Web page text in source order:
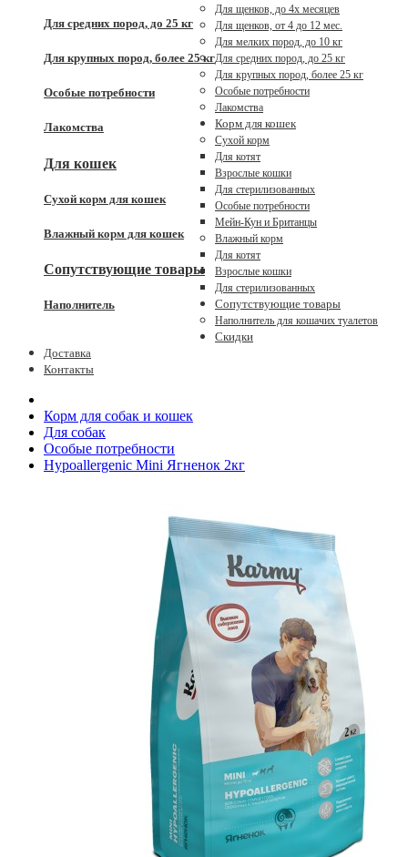
Для средних пород, до 25 кг
Для крупных пород, более 25 кг
Особые потребности
Лакомства
Для кошек
Сухой корм для кошек
Влажный корм для кошек
Сопутствующие товары
Наполнитель
Для щенков, до 4x месяцев
Для щенков, от 4 до 12 мес.
Для мелких пород, до 10 кг
Для средних пород, до 25 кг
Для крупных пород, более 25 кг
Особые потребности
Лакомства
Корм для кошек
Сухой корм
Для котят
Взрослые кошки
Для стерилизованных
Особые потребности
Мейн-Кун и Британцы
Влажный корм
Для котят
Взрослые кошки
Для стерилизованных
Сопутствующие товары
Наполнитель для кошачих туалетов
Скидки
Доставка
Контакты
Корм для собак и кошек
Для собак
Особые потребности
Hypoallergenic Mini Ягненок 2кг